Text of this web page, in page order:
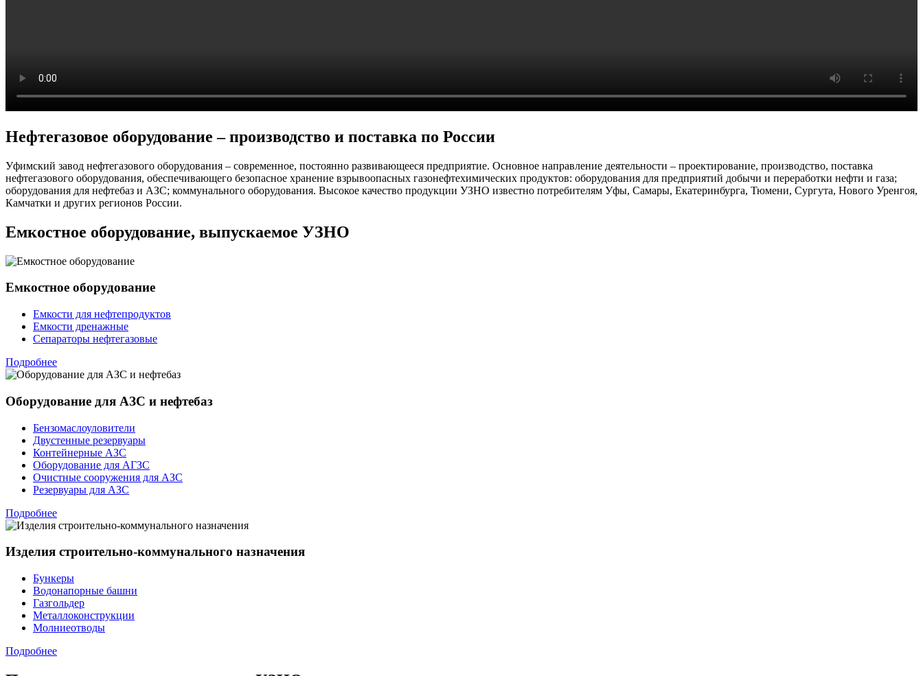
Нефтегазовое оборудование – производство и поставка по России
Уфимский завод нефтегазового оборудования – современное, постоянно развивающееся предприятие. Основное направление деятельности – проектирование, производство, поставка
нефтегазового оборудования, обеспечивающего безопасное хранение взрывоопасных газонефтехимических продуктов: оборудования для предприятий добычи и переработки нефти и газа;
оборудования для нефтебаз и АЗС; коммунального оборудования. Высокое качество продукции УЗНО известно потребителям Уфы, Самары, Екатеринбурга, Тюмени, Сургута, Нового Уренгоя,
Камчатки и других регионов России.
Емкостное оборудование, выпускаемое УЗНО
Емкостное оборудование
Емкости для нефтепродуктов
Емкости дренажные
Сепараторы нефтегазовые
Подробнее
Оборудование для АЗС и нефтебаз
Бензомаслоуловители
Двустенные резервуары
Контейнерные АЗС
Оборудование для АГЗС
Очистные сооружения для АЗС
Резервуары для АЗС
Подробнее
Изделия строительно-коммунального назначения
Бункеры
Водонапорные башни
Газгольдер
Металлоконструкции
Молниеотводы
Подробнее